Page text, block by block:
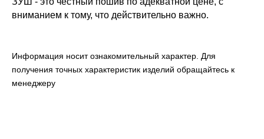
вниманием к тому, что действительно важно.
Информация носит ознакомительный характер. Для
получения точных характеристик изделий обращайтесь к
менеджеру